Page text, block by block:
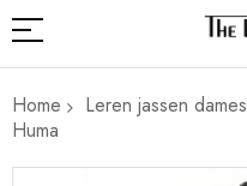
Home Leren jassen dames
Huma